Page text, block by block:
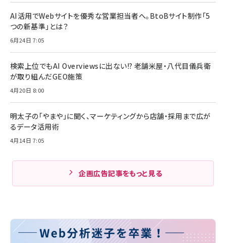
AI活用でWebサイトを優秀な営業担当者へ。BtoBサイト制作「5
つの新基準」とは？
6月24日 7:05
検索上位でもAI Overviewsに出ない!? 老舗米屋・八代目儀兵衛
が取り組んだGEO施策
4月20日 8:00
明太子の「やまや」に聞く、マーケティングから店舗・採用まで広が
るデータ活用術
4月14日 7:05
企画広告記事をもっと見る